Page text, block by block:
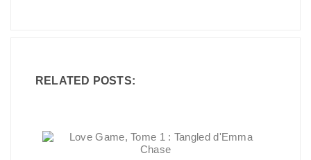
RELATED POSTS: